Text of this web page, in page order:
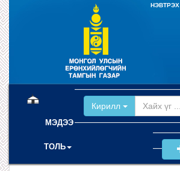
НЭВТРЭХ
МЭДЭЭ
ТОЛЬ
Кирилл